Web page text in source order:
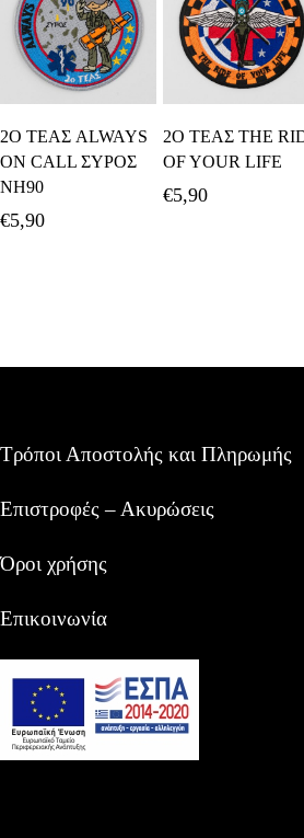
Καλάθι
2Ο ΤΕΑΣ ALWAYS
ON CALL ΣΥΡΟΣ
NH90
€5,90
Καλάθι
2Ο ΤΕΑΣ THE
OF YOUR LIFE
€5,90
Τρόποι Αποστολής και Πληρωμής
Επιστροφές – Ακυρώσεις
Όροι χρήσης
Επικοινωνία